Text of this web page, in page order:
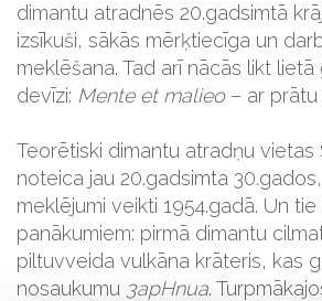
dimantu atradnēs 20.gadsimtā
izsīkuši, sākās mērķtiecīga un
meklēšana. Tad arī nācās likt
devīzi: Mente et malieo– ar prātu
Teorētiski dimantu atradņu vietas
noteica jau 20.gadsimta
meklējumi veikti 1954.gadā. Un
panākumiem: pirmā dimantu
piltuvveida vulkāna krāteris, kas
nosaukumu 3apHnua.